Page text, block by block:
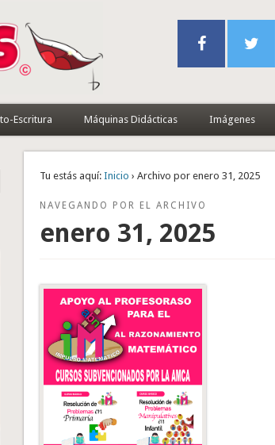
Escritura Máquinas Didácticas Imágenes
Tu estás aquí: Inicio › Archivo por enero 31, 2025
NAVEGANDO POR EL ARCHIVO
enero 31, 2025